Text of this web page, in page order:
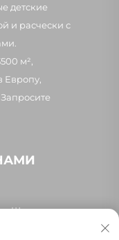
детские
и расчески с
м²,
Европу,
Шанси